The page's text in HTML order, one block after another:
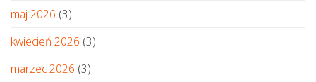
maj 2026 (3)
kwiecień 2026 (3)
marzec 2026 (3)